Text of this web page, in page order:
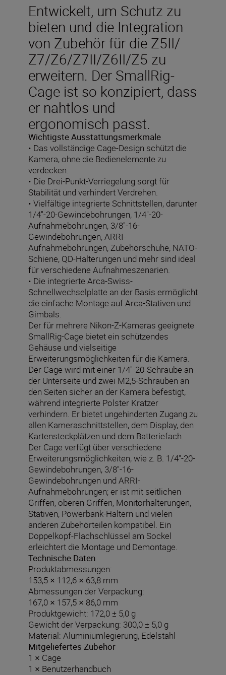
Entwickelt, um Schutz zu
bieten und die Integration
von Zubehör für die Z5II/
Z7/Z6/Z7II/Z6II/Z5 zu
erweitern. Der SmallRig-
Cage ist so konzipiert, dass
er nahtlos und
ergonomisch passt.
Wichtigste Ausstattungsmerkmale
• Das vollständige Cage-Design schützt die
Kamera, ohne die Bedienelemente zu
verdecken.
• Die Drei-Punkt-Verriegelung sorgt für
Stabilität und verhindert Verdrehen.
• Vielfältige integrierte Schnittstellen, darunter
1/4"-20-Gewindebohrungen, 1/4"-20-
Aufnahmebohrungen, 3/8"-16-
Gewindebohrungen, ARRI-
Aufnahmebohrungen, Zubehörschuhe, NATO-
Schiene, QD-Halterungen und mehr sind ideal
für verschiedene Aufnahmeszenarien.
• Die integrierte Arca-Swiss-
Schnellwechselplatte an der Basis ermöglicht
die einfache Montage auf Arca-Stativen und
Gimbals.
Der für mehrere Nikon-Z-Kameras geeignete
SmallRig-Cage bietet ein schützendes
Gehäuse und vielseitige
Erweiterungsmöglichkeiten für die Kamera.
Der Cage wird mit einer 1/4"-20-Schraube an
der Unterseite und zwei M2,5-Schrauben an
den Seiten sicher an der Kamera befestigt,
während integrierte Polster Kratzer
verhindern. Er bietet ungehinderten Zugang zu
allen Kameraschnittstellen, dem Display, den
Kartensteckplätzen und dem Batteriefach.
Der Cage verfügt über verschiedene
Erweiterungsmöglichkeiten, wie z. B. 1/4"-20-
Gewindebohrungen, 3/8"-16-
Gewindebohrungen und ARRI-
Aufnahmebohrungen; er ist mit seitlichen
Griffen, oberen Griffen, Monitorhalterungen,
Stativen, Powerbank-Haltern und vielen
anderen Zubehörteilen kompatibel. Ein
Doppelkopf-Flachschlüssel am Sockel
erleichtert die Montage und Demontage.
Technische Daten
Produktabmessungen:
153,5 × 112,6 × 63,8 mm
Abmessungen der Verpackung:
167,0 × 157,5 × 86,0 mm
Produktgewicht: 172,0 ± 5,0 g
Gewicht der Verpackung: 300,0 ± 5,0 g
Material: Aluminiumlegierung, Edelstahl
Mitgeliefertes Zubehör
1 × Cage
1 × Benutzerhandbuch